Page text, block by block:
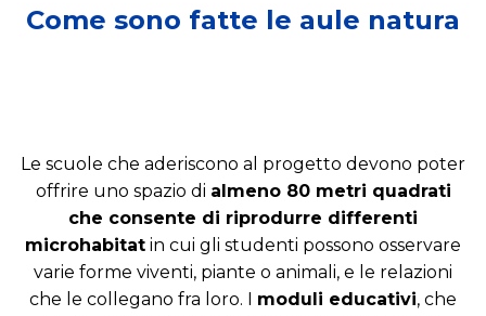
Come sono fatte le aule natura
Le scuole che aderiscono al progetto devono poter
offrire uno spazio di almeno 80 metri quadrati
che consente di riprodurre differenti
microhabitat in cui gli studenti possono osservare
varie forme viventi, piante o animali, e le relazioni
che le collegano fra loro. I moduli educativi, che